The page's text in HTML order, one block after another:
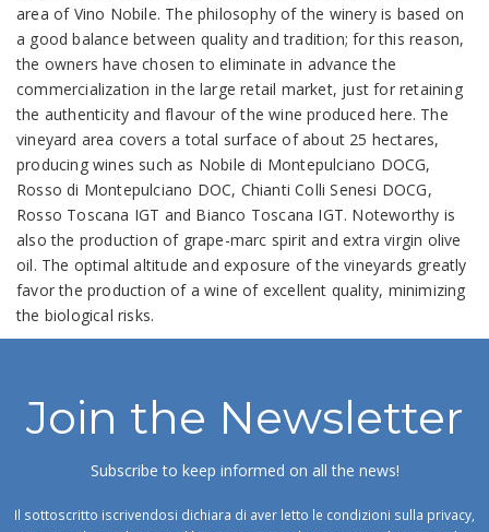
area of Vino Nobile. The philosophy of the winery is based on
a good balance between quality and tradition; for this reason,
the owners have chosen to eliminate in advance the
commercialization in the large retail market, just for retaining
the authenticity and flavour of the wine produced here. The
vineyard area covers a total surface of about 25 hectares,
producing wines such as Nobile di Montepulciano DOCG,
Rosso di Montepulciano DOC, Chianti Colli Senesi DOCG,
Rosso Toscana IGT and Bianco Toscana IGT. Noteworthy is
also the production of grape-marc spirit and extra virgin olive
oil. The optimal altitude and exposure of the vineyards greatly
favor the production of a wine of excellent quality, minimizing
the biological risks.
Join the Newsletter
Subscribe to keep informed on all the news!
Il sottoscritto iscrivendosi dichiara di aver letto le condizioni sulla privacy,